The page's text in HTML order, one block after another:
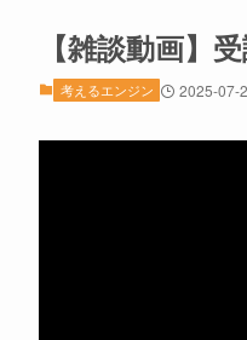
【雑談動画】
考えるエンジン 2025-07-